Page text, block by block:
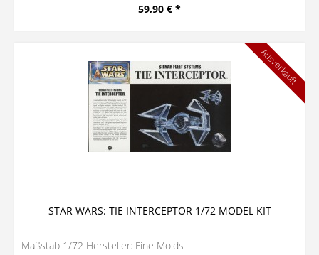
59,90 € *
STAR WARS: TIE INTERCEPTOR 1/72 MODEL KIT
Maßstab 1/72 Hersteller: Fine Molds
Ausverkauft